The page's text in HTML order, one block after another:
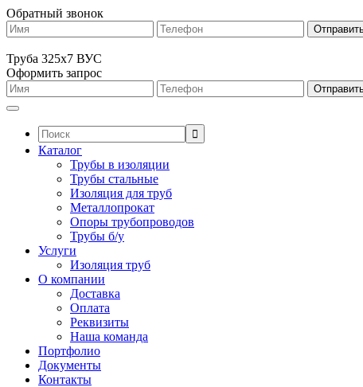
Обратный звонок
Труба 325х7 ВУС
Оформить запрос
Поиск:
Каталог
Трубы в изоляции
Трубы стальные
Изоляция для труб
Металлопрокат
Опоры трубопроводов
Трубы б/у
Услуги
Изоляция труб
О компании
Доставка
Оплата
Реквизиты
Наша команда
Портфолио
Документы
Контакты